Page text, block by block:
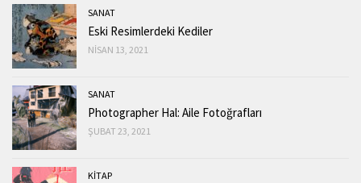
SANAT
Eski Resimlerdeki Kediler
NISAN 13, 2021
SANAT
Photographer Hal: Aile Fotoğrafları
ŞUBAT 23, 2021
KİTAP